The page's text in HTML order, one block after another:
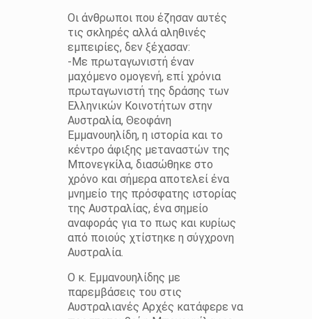
Οι άνθρωποι που έζησαν αυτές
τις σκληρές αλλά αληθινές
εμπειρίες, δεν ξέχασαν:
-Με πρωταγωνιστή έναν
μαχόμενο ομογενή, επί χρόνια
πρωταγωνιστή της δράσης των
Ελληνικών Κοινοτήτων στην
Αυστραλία, Θεοφάνη
Εμμανουηλίδη, η ιστορία και το
κέντρο άφιξης μεταναστών της
Μπονεγκίλα, διασώθηκε στο
χρόνο και σήμερα αποτελεί ένα
μνημείο της πρόσφατης ιστορίας
της Αυστραλίας, ένα σημείο
αναφοράς για το πως και κυρίως
από ποιούς χτίστηκε η σύγχρονη
Αυστραλία.
Ο κ. Εμμανουηλίδης με
παρεμβάσεις του στις
Αυστραλιανές Αρχές κατάφερε να